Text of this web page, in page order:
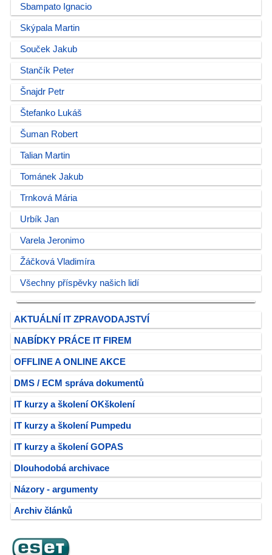
Sbampato Ignacio
Skýpala Martin
Souček Jakub
Stančík Peter
Šnajdr Petr
Štefanko Lukáš
Šuman Robert
Talian Martin
Tománek Jakub
Trnková Mária
Urbík Jan
Varela Jeronimo
Žáčková Vladimíra
Všechny příspěvky našich lidí
AKTUÁLNÍ IT ZPRAVODAJSTVÍ
NABÍDKY PRÁCE IT FIREM
OFFLINE A ONLINE AKCE
DMS / ECM správa dokumentů
IT kurzy a školení OKškolení
IT kurzy a školení Pumpedu
IT kurzy a školení GOPAS
Dlouhodobá archivace
Názory - argumenty
Archiv článků